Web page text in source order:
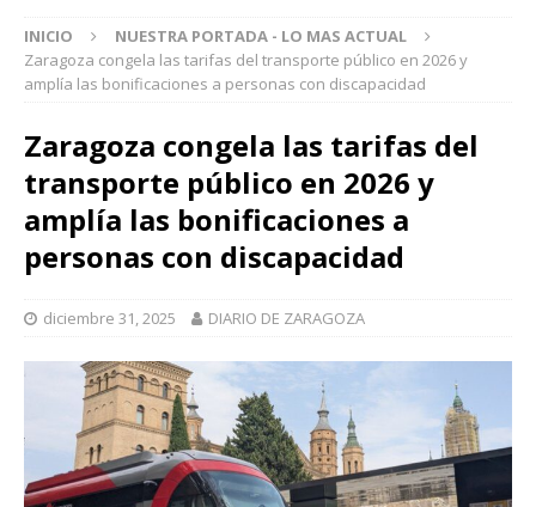
INICIO
NUESTRA PORTADA - LO MAS ACTUAL
Zaragoza congela las tarifas del transporte público en 2026 y
amplía las bonificaciones a personas con discapacidad
Zaragoza congela las tarifas del
transporte público en 2026 y
amplía las bonificaciones a
personas con discapacidad
diciembre 31, 2025 DIARIO DE ZARAGOZA